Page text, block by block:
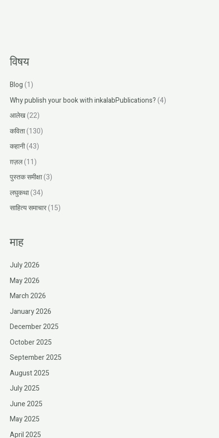
विषय
Blog(1)
Why publish your book with inkalabPublications?(4)
आलेख(22)
कविता(130)
कहानी(43)
ग़ज़ल(11)
पुस्तक समीक्षा(3)
लघुकथा(34)
साहित्य समाचार(15)
माह
July 2026
May 2026
March 2026
January 2026
December 2025
October 2025
September 2025
August 2025
July 2025
June 2025
May 2025
April 2025